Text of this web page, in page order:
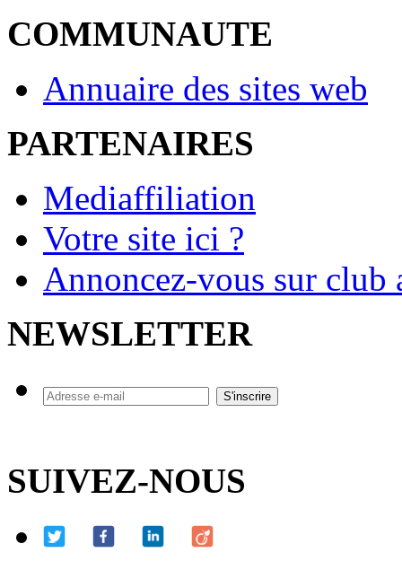
COMMUNAUTE
Annuaire des sites web
PARTENAIRES
Mediaffiliation
Votre site ici ?
Annoncez-vous sur
NEWSLETTER
SUIVEZ-NOUS